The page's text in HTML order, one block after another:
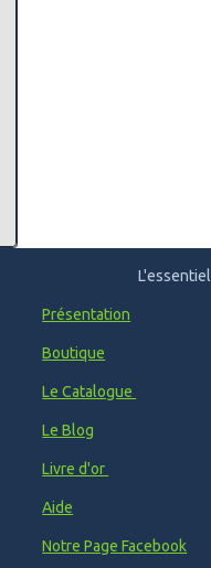
L'essentiel
Présentation
Boutique
Le Catalogue
Le Blog
Livre d'or
Aide
Notre Page Facebook